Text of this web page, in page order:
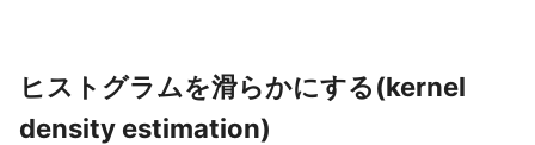
ヒストグラムを滑らかにする(kernel
density estimation)